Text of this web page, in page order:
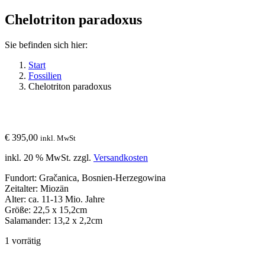
Chelotriton paradoxus
Sie befinden sich hier:
Start
Fossilien
Chelotriton paradoxus
€ 395,00 inkl. MwSt
inkl. 20 % MwSt. zzgl. Versandkosten
Fundort: Gračanica, Bosnien-Herzegowina
Zeitalter: Miozän
Alter: ca. 11-13 Mio. Jahre
Größe: 22,5 x 15,2cm
Salamander: 13,2 x 2,2cm
1 vorrätig